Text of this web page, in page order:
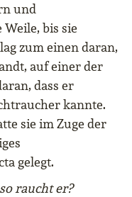
und
bis sie
zum einen daran,
auf einer der
dass er
kannte.
sie im Zuge der
gelegt.
raucht er?